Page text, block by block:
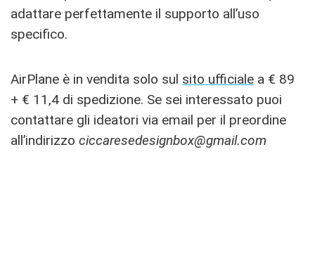
adattare perfettamente il supporto all’uso
specifico.
AirPlane è in vendita solo sul sito ufficiale a € 89
+ € 11,4 di spedizione. Se sei interessato puoi
contattare gli ideatori via email per il preordine
all’indirizzo ciccaresedesignbox@gmail.com